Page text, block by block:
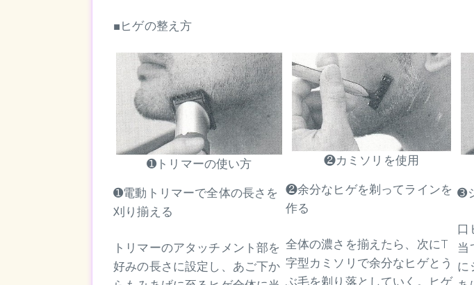
■ヒゲの整え方
➊トリマーの使い方
➊電動トリマーで全体の長さを
刈り揃える
トリマーのアタッチメント部を
好みの長さに設定し、あご下か
❷カミソリを使用
❷余分なヒゲを剃ってラインを
作る
全体の濃さを揃えたら、次にT
字型カミソリで余分なヒゲとう
ぶ毛を剃り落としていく。ヒゲ
➌
口
当
に